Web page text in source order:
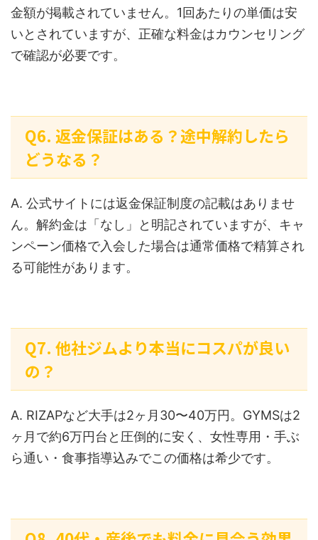
金額が掲載されていません。1回あたりの単価は安
いとされていますが、正確な料金はカウンセリング
で確認が必要です。
Q6. 返金保証はある？途中解約したら
どうなる？
A. 公式サイトには返金保証制度の記載はありませ
ん。解約金は「なし」と明記されていますが、キャ
ンペーン価格で入会した場合は通常価格で精算され
る可能性があります。
Q7. 他社ジムより本当にコスパが良い
の？
A. RIZAPなど大手は2ヶ月30〜40万円。GYMSは2
ヶ月で約6万円台と圧倒的に安く、女性専用・手ぶ
ら通い・食事指導込みでこの価格は希少です。